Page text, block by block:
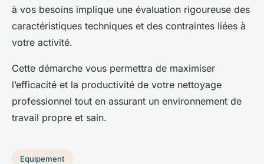
à vos besoins implique une évaluation rigoureuse des
caractéristiques techniques et des contraintes liées à
votre activité.
Cette démarche vous permettra de maximiser
l’efficacité et la productivité de votre nettoyage
professionnel tout en assurant un environnement de
travail propre et sain.
Equipement